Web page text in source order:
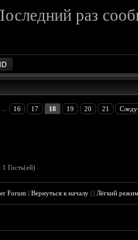
раз
16 17 18 19 20 21
1 Гость(ей)
Forum |Вернуться к началу ||Лёгкий